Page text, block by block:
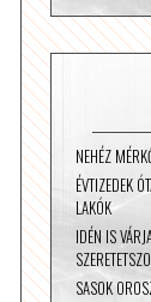
NEHÉZ
ÉVTIZEDEK
LAKÓK
IDÉN IS
SASOK